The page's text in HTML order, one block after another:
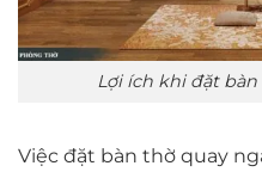
Lợi ích khi đặt
Việc đặt bàn thờ quay